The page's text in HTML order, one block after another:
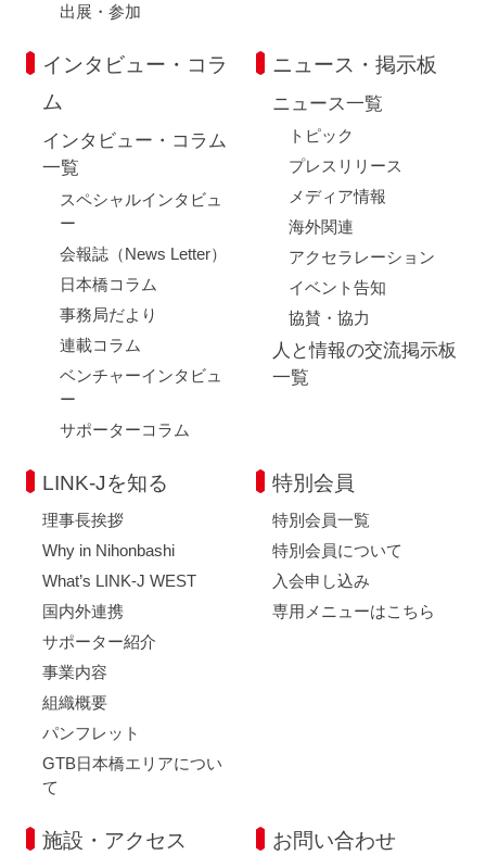
出展・参加
インタビュー・コラ
ム
インタビュー・コラム
一覧
スペシャルインタビュ
ー
会報誌（News Letter）
日本橋コラム
事務局だより
連載コラム
ベンチャーインタビュ
ー
サポーターコラム
ニュース・掲示板
ニュース一覧
トピック
プレスリリース
メディア情報
海外関連
アクセラレーション
イベント告知
協賛・協力
人と情報の交流掲示板
一覧
LINK-Jを知る
理事長挨拶
Why in Nihonbashi
What’s LINK-J WEST
国内外連携
サポーター紹介
事業内容
組織概要
パンフレット
GTB日本橋エリアについ
て
特別会員
特別会員一覧
特別会員について
入会申し込み
専用メニューはこちら
施設・アクセス お問い合わせ